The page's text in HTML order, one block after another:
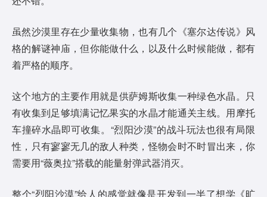
虽然沙漠里存在少量收集物，也有几个《塞尔达传说》风
格的解谜神庙，但你能做什么，以及什么时候能做，都有
着严格的顺序。
这个地方的主要作用就是供萨姆斯收集一种绿色水晶。只
有收集到足够填满记忆果实的水晶才能通关主线。用摩托
车撞碎水晶即可收集。“烈阳沙漠”的战斗玩法也很有局限
性，只有寥寥无几的敌人种类，怪物会时不时冒出来，你
需要用“薇奥拉”搭载的能量射弹武器消灭。
整个“烈阳沙漠”给人的感觉就像是开发到一半了想学《旷